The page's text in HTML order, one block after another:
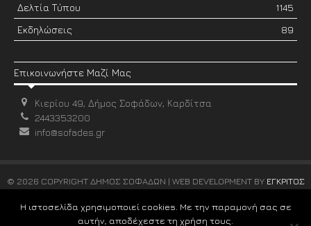
Δελτία Τύπου
1145
Εκδηλώσεις
89
Επικοινωνήστε Μαζί Μας
Κιερίου 49, Δήμος Σοφάδων, Καρδίτσα
2443353200
info@sofades.gr
© 2026 COPYRIGHT ΔΗΜΟΣ ΣΟΦΑΔΩΝ | WEB DEVELOPMENT BY ΕΓΚΡΙΤΟΣ
Η ιστοσελίδα χρησιμοποιεί cookies. Με την παραμονή σας σε
αυτήν, αποδέχεστε τη χρήση τους.